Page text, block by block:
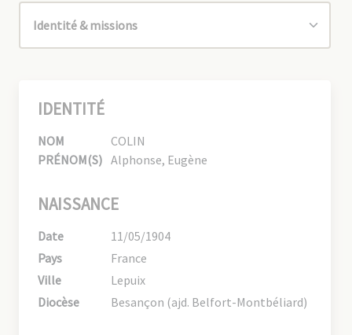
IDENTITÉ
NOM
COLIN
PRÉNOM(S) Alphonse, Eugène
NAISSANCE
Date
11/05/1904
Pays
France
Ville
Lepuix
Diocèse
Besançon (ajd. Belfort-Montbéliard)